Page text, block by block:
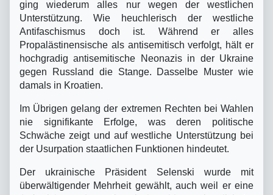
ging wiederum alles nur wegen der westlichen
Unterstützung. Wie heuchlerisch der westliche
Antifaschismus doch ist. Während er alles
Propalästinensische als antisemitisch verfolgt, hält er
hochgradig antisemitische Neonazis in der Ukraine
gegen Russland die Stange. Dasselbe Muster wie
damals in Kroatien.
Im Übrigen gelang der extremen Rechten bei Wahlen
nie signifikante Erfolge, was deren politische
Schwäche zeigt und auf westliche Unterstützung bei
der Usurpation staatlichen Funktionen hindeutet.
Der ukrainische Präsident Selenski wurde mit
überwältigender Mehrheit gewählt, auch weil er eine